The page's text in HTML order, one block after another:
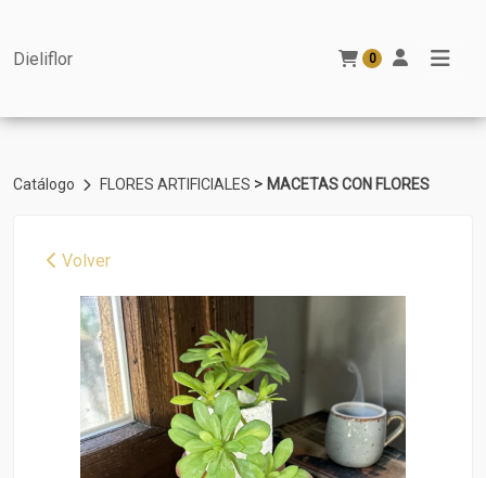
Dieliflor 0
Catálogo FLORES ARTIFICIALES > MACETAS CON FLORES
Volver